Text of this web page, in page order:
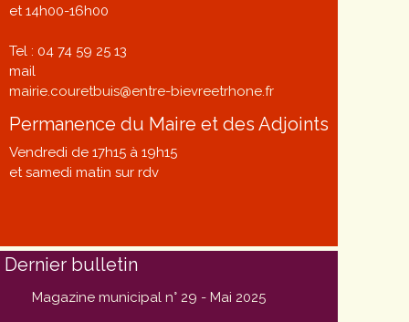
et 14h00-16h00
Tel : 04 74 59 25 13
mail
mairie.couretbuis@entre-bievreetrhone.fr
Permanence du Maire et des Adjoints
Vendredi de 17h15 à 19h15
et samedi matin sur rdv
Dernier bulletin
Magazine municipal n° 29 - Mai 2025